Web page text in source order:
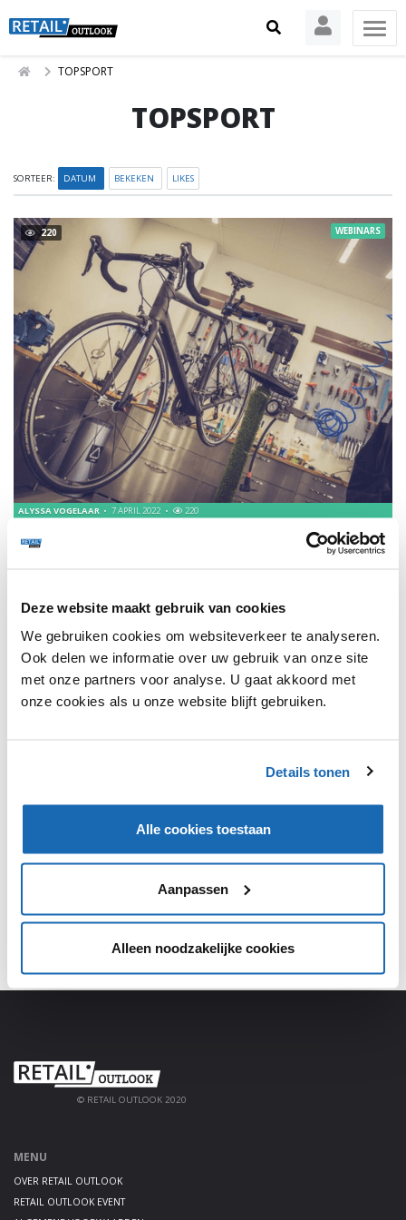
Deze website maakt gebruik van cookies
We gebruiken cookies om websiteverkeer te analyseren.
Ook delen we informatie over uw gebruik van onze site
met onze partners voor analyse. U gaat akkoord met
onze cookies als u onze website blijft gebruiken.
Details tonen
Alle cookies toestaan
Aanpassen
Alleen noodzakelijke cookies
TOPSPORT
TOPSPORT
SORTEER: DATUM BEKEKEN LIKES
220
THOUGHTFUL THURSDAY | IN GESPREK MET SAM VINCK
ALYSSA VOGELAAR 7 APRIL 2022 220
WEBINARS
Deze week te gast bij Thoughtful Thursday: Sam Vinck, New
1
SHARE, LEARN & CONNECT!
Meld je aan, deel jouw kennis en haal alles uit het
AANMELDEN
© RETAIL OUTLOOK 2020
MENU
OVER RETAIL OUTLOOK
RETAIL OUTLOOK EVENT